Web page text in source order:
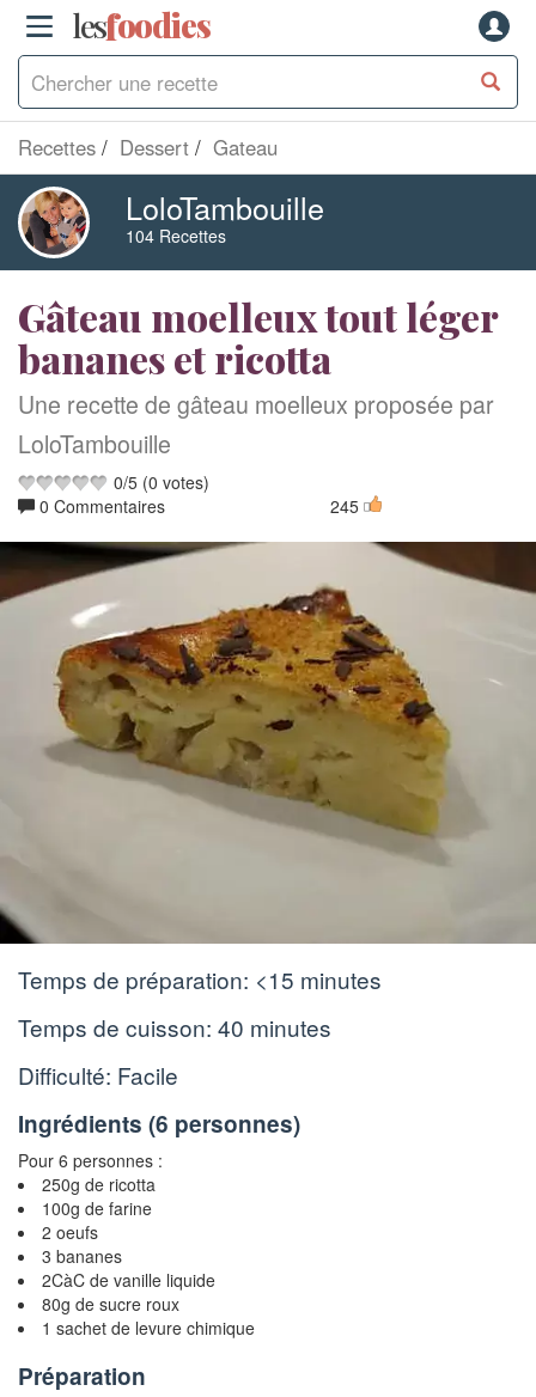
lesfoodies
Recettes Dessert Gateau
LoloTambouille
104 Recettes
Gâteau moelleux tout léger
bananes et ricotta
Une recette de gâteau moelleux proposée par
LoloTambouille
0/5 (0 votes)
0 Commentaires
245
Temps de préparation: <15 minutes
Temps de cuisson: 40 minutes
Difficulté: Facile
Ingrédients (6 personnes)
Pour 6 personnes :
250g de ricotta
100g de farine
2 oeufs
3 bananes
2CàC de vanille liquide
80g de sucre roux
1 sachet de levure chimique
Préparation